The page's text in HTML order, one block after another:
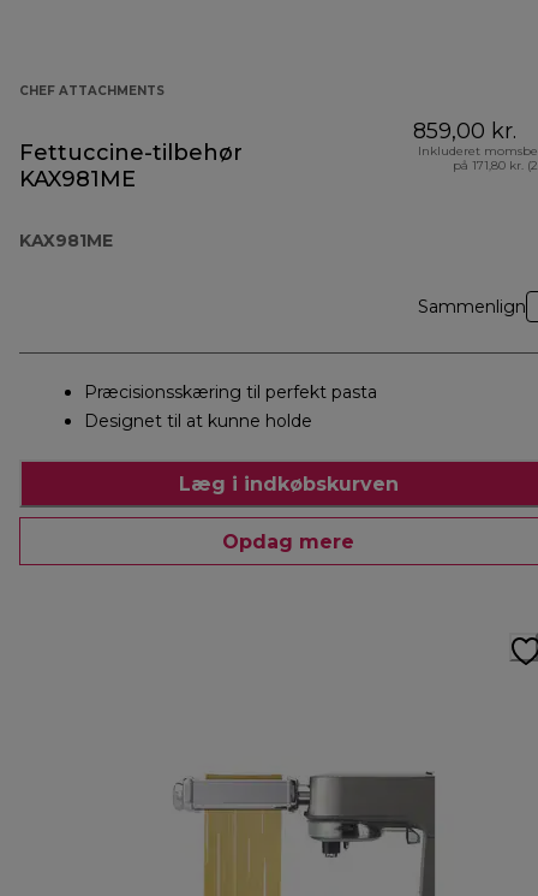
CHEF ATTACHMENTS
Fettuccine-tilbehør
KAX981ME
KAX981ME
859,00 kr.
Inkluderet
på 171,80 kr.
Sammenlign
Præcisionsskæring til perfekt pasta
Designet til at kunne holde
Læg i indkøbskurven
Opdag mere